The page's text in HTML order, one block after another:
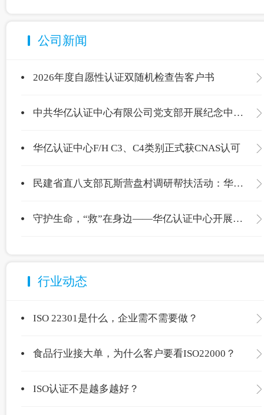
公司新闻
2026年度自愿性认证双随机检查告客户书
中共华亿认证中心有限公司党支部开展纪念中国共产党成立105周年主题党日活动
华亿认证中心F/H C3、C4类别正式获CNAS认可
民建省直八支部瓦斯营盘村调研帮扶活动：华亿认证中心爱心捐赠温暖校园
守护生命，“救”在身边——华亿认证中心开展应急救护专项培训
行业动态
ISO 22301是什么，企业需不需要做？
食品行业接大单，为什么客户要看ISO22000？
ISO认证不是越多越好？